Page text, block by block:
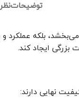
توضیحات
بهبود می‌بخشد،
بزرگی ایجاد کند.
نهایی دارند: